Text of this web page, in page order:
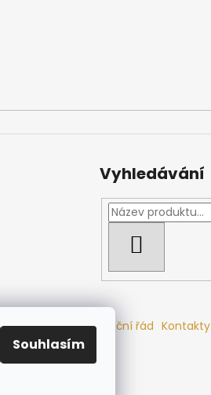
Souhlasím
Vyhledávání
smlouvy Reklamační řád Kontakty